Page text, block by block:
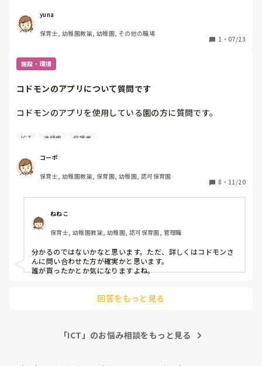
連絡帳や勤怠は「コドモン」というアプリを使用していま
す。さらに課金すればシフト管理機能が使えるのですがそれ
には本社の人に相談が必要なので、別のアプリがあれば知り
よろしくお願いいたします。
yuna
保育士, 幼稚園教諭, 幼稚園, その他の職場
1 ・ 07/23
施設・環境
コドモンのアプリについて質問です
コドモンのアプリを使用している園の方に質問です。
保護者から質問があったのですが、写真の購入や、連絡帳の
た、連絡帳の製本を行ったという情報はわかるのでしょう
か？
わかる方、教えてください。
ちなみに、連絡帳を製本してる方ってどのくらいいるのでし
ICT 連絡帳 保護者
コーポ
保育士, 幼稚園教諭, 保育園, 幼稚園, 認可保育園
8 ・ 11/20
ねねこ
保育士, 幼稚園教諭, 幼稚園, 認可保育園, 管理職
分かるのではないかなと思います。ただ、詳しくはコドモンさ
んに問い合わせた方が確実かと思います。
誰が買ったかとか気になりますよね。
回答をもっと見る
「ICT」のお悩み相談をもっと見る